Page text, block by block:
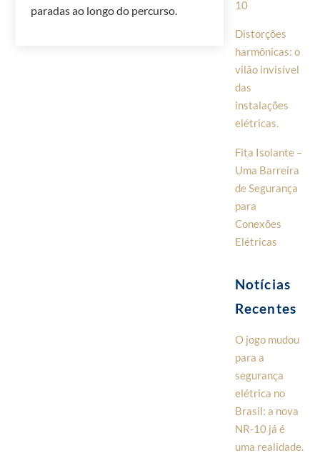
paradas ao longo do percurso.
10
Distorções
harmônicas: o
vilão invisível
das
instalações
elétricas.
Fita Isolante –
Uma Barreira
de Segurança
para
Conexões
Elétricas
Notícias
Recentes
O jogo mudou
para a
segurança
elétrica no
Brasil: a nova
NR-10 já é
uma realidade.